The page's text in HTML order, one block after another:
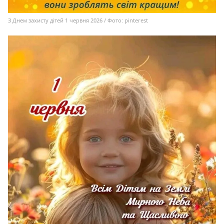
З Днем захисту дітей 1 червня 2026 / Фото: pinterest